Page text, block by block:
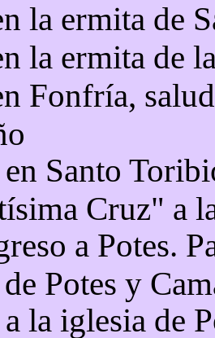
la ermita de
la ermita de
Fonfría,
Santo
Cruz" a
a Potes.
Potes y
la iglesia de